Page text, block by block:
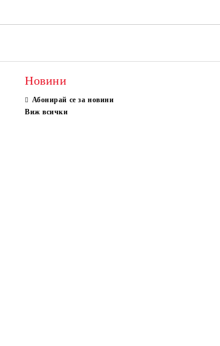
Новини
Абонирай се за новини
Виж всички